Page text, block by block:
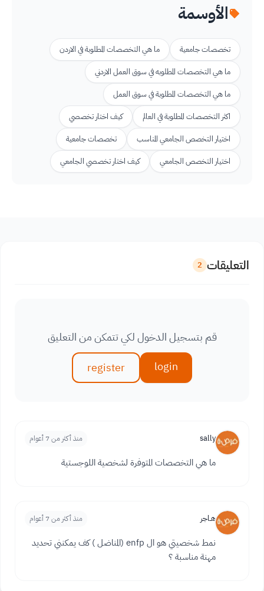
الأوسمة
تخصصات جامعية
ما هي التخصصات المطلوبة في الاردن
ما هي التخصصات المطلوبه في سوق العمل الاردني
ما هي التخصصات المطلوبة في سوق العمل
اكثر التخصصات المطلوبة في العالم
كيف اختار تخصصي
اختيار التخصص الجامعي المناسب
تخصصات جامعية
اختيار التخصص الجامعي
كيف اختار تخصصي الجامعي
التعليقات 2
قم بتسجيل الدخول لكي تتمكن من التعليق
login
register
sally منذ أكثر من 7 أعوام
ما هي التخصصات المتوفرة لشخصية اللوجستية
هــاجر منذ أكثر من 7 أعوام
نمط شخصيتي هو ال enfp (المناضل ) كف يمكنني تحديد
مهنة مناسبة ؟